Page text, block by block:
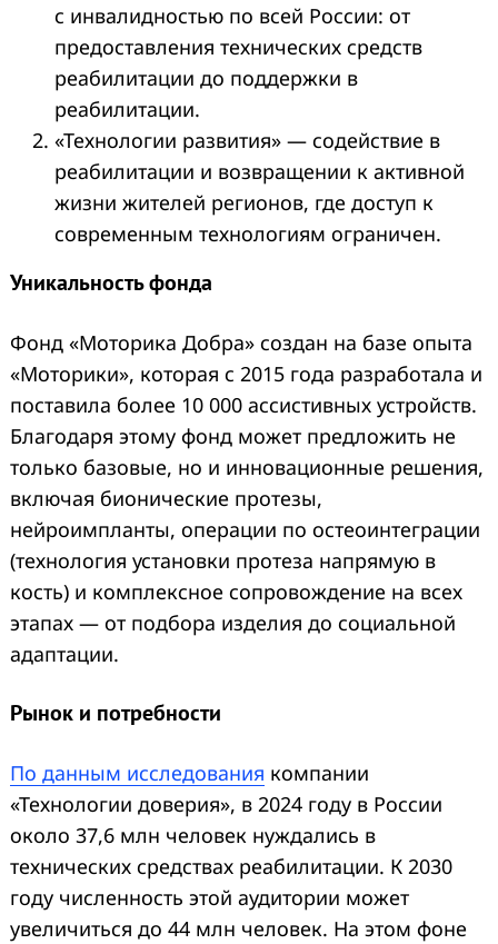
с инвалидностью по всей России: от
предоставления технических средств
реабилитации до поддержки в
реабилитации.
«Технологии развития» — содействие в
реабилитации и возвращении к активной
жизни жителей регионов, где доступ к
современным технологиям ограничен.
Уникальность фонда
Фонд «Моторика Добра» создан на базе опыта
«Моторики», которая с 2015 года разработала и
поставила более 10 000 ассистивных устройств.
Благодаря этому фонд может предложить не
только базовые, но и инновационные решения,
включая бионические протезы,
нейроимпланты, операции по остеоинтеграции
(технология установки протеза напрямую в
кость) и комплексное сопровождение на всех
этапах — от подбора изделия до социальной
адаптации.
Рынок и потребности
По данным исследования компании
«Технологии доверия», в 2024 году в России
около 37,6 млн человек нуждались в
технических средствах реабилитации. К 2030
году численность этой аудитории может
увеличиться до 44 млн человек. На этом фоне